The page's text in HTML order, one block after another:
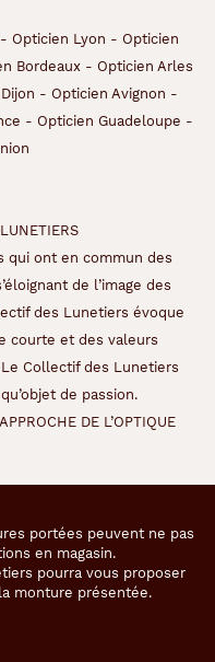
- Opticien Lyon - Opticien
Bordeaux- Opticien Arles
- Opticien Avignon -
- Opticien Guadeloupe -
qui ont en commun des
de l’image des
des Lunetiers évoque
courte et des valeurs
Collectif des Lunetiers
de passion.
DE L’OPTIQUE
portées peuvent ne pas
en magasin.
pourra vous proposer
monture présentée.